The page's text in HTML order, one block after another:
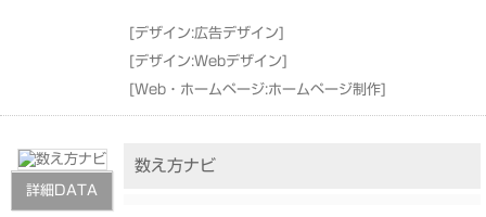
[デザイン:広告デザイン]
[デザイン:Webデザイン]
[Web・ホームページ:ホームページ制作]
詳細DATA
数え方ナビ